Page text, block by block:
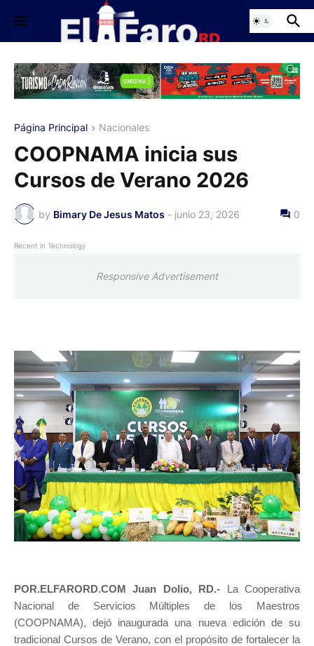
Página Principal Nacionales
COOPNAMA inicia sus
Cursos de Verano 2026
by Bimary De Jesus Matos - junio 23, 2026 0
Recent in Technology
Responsive Advertisement
POR.ELFARORD.COM Juan Dolio, RD.- La Cooperativa
Nacional de Servicios Múltiples de los Maestros
(COOPNAMA), dejó inaugurada una nueva edición de su
tradicional Cursos de Verano, con el propósito de fortalecer la